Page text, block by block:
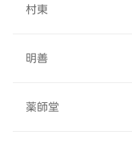
村東
明善
薬師堂